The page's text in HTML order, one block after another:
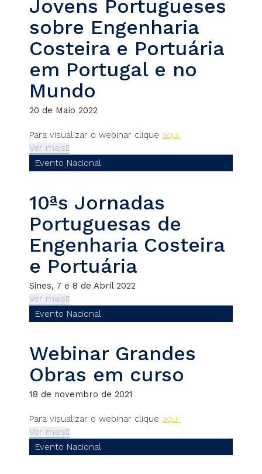
Jovens Portugueses
sobre Engenharia
Costeira e Portuária
em Portugal e no
Mundo
20 de Maio 2022
Para visualizar o webinar clique aqui.
Ver mais
Evento Nacional
10ªs Jornadas
Portuguesas de
Engenharia Costeira
e Portuária
Sines, 7 e 8 de Abril 2022
Ver mais
Evento Nacional
Webinar Grandes
Obras em curso
18 de novembro de 2021
Para visualizar o webinar clique aqui.
Ver mais
Evento Nacional